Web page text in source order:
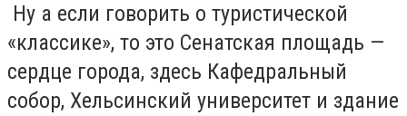
Ну а если говорить о туристической
«классике», то это Сенатская площадь —
сердце города, здесь Кафедральный
собор, Хельсинский университет и здание